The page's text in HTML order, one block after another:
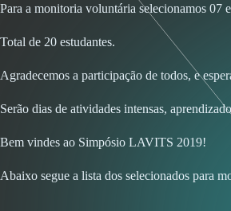
Para a monitoria voluntária selecionamos 07
Total de 20 estudantes.
Agradecemos a participação de todos, e
Serão dias de atividades intensas,
Bem vindes ao Simpósio LAVITS 2019!
Abaixo segue a lista dos selecionados para